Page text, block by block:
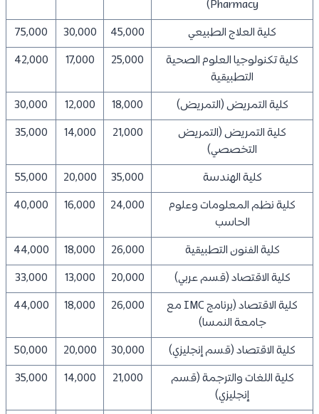
Pharmacy)
كلية العلاج الطبيعي 45,000
30,000
75,000
كلية تكنولوجيا العلوم الصحية
التطبيقية
25,000
17,000
42,000
كلية التمريض (التمريض) 18,000
12,000
30,000
كلية التمريض (التمريض
التخصصي)
21,000
14,000
35,000
كلية الهندسة 35,000
20,000
55,000
كلية نظم المعلومات وعلوم
الحاسب
24,000
16,000
40,000
كلية الفنون التطبيقية 26,000
18,000
44,000
كلية الاقتصاد (قسم عربي)
20,000
13,000
33,000
كلية الاقتصاد (برنامج IMC مع
جامعة النمسا)
26,000
18,000
44,000
كلية الاقتصاد (قسم إنجليزي) 30,000
20,000
50,000
كلية اللغات والترجمة (قسم
إنجليزي)
21,000
14,000
35,000